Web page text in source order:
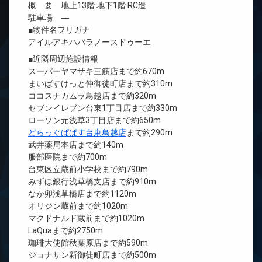
概 要 地上13階 地下1階 RC造
駐車場 ―
■物件名フリガナ
アイルアキハバラノースドゥーエ
■近隣周辺施設情報
スーパーヤマザキ三筋店まで約670m
まいばすけっと仲御徒町店まで約310m
ココスナカムラ鳥越店まで約320m
セブンイレブン台東1丁目店まで約330m
ローソン元浅草3丁目店まで約650m
どらっぐぱぱす台東鳥越店まで約290m
武井薬局本店まで約140m
服部医院まで約700m
台東区立蔵前小学校まで約790m
みずほ銀行浅草橋支店まで約910m
なか卯浅草橋店まで約1120m
オリジン蔵前まで約1020m
マクドナルド蔵前まで約1020m
LaQuaまで約2750m
珈琲大使館秋葉原店まで約590m
ジョナサン新御徒町店まで約500m